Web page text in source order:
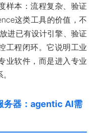
样本：流程复杂、验证
这类工具的价值，不
进已有设计引擎、验证
工程闭环。它说明工业
业软件，而是进入专业
务器：agentic AI需